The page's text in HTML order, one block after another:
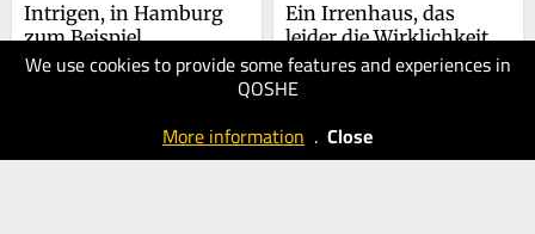
We use cookies to provide some features and experiences in
QOSHE
More information . Close
Intrigen, in Hamburg
zum Beispiel
15.06.2025
Ein Irrenhaus, das
leider die Wirklichkeit
ist
06.06.2025
40
Allgemeine